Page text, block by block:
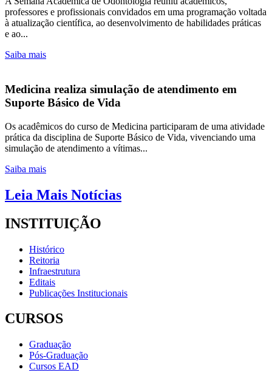
professores e profissionais convidados em uma programação voltada
à atualização científica, ao desenvolvimento de habilidades práticas
e ao...
Saiba mais
Medicina realiza simulação de atendimento em
Suporte Básico de Vida
Os acadêmicos do curso de Medicina participaram de uma atividade
prática da disciplina de Suporte Básico de Vida, vivenciando uma
simulação de atendimento a vítimas...
Saiba mais
Leia Mais Notícias
INSTITUIÇÃO
Histórico
Reitoria
Infraestrutura
Editais
Publicações Institucionais
CURSOS
Graduação
Pós-Graduação
Cursos EAD